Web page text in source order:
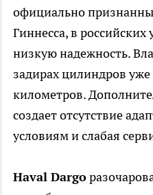
официально
Гиннесса, в
низкую надежность.
задирах цилиндров
километров.
создает отсутствие
условиям и слабая
Haval Dargo